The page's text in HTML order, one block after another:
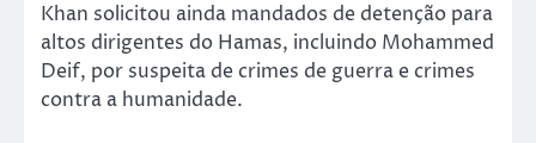
Khan solicitou ainda mandados de detenção para
altos dirigentes do Hamas, incluindo Mohammed
Deif, por suspeita de crimes de guerra e crimes
contra a humanidade.